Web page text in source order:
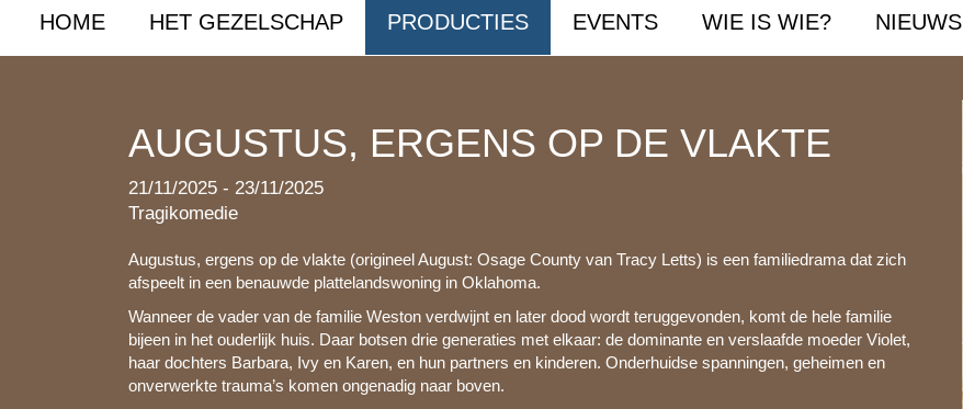
HOME HET GEZELSCHAP PRODUCTIES EVENTS WIE IS WIE? NIEUWS
AUGUSTUS, ERGENS OP DE VLAKTE
21/11/2025 - 23/11/2025
Tragikomedie
Augustus, ergens op de vlakte (origineel August: Osage County van Tracy Letts) is een familiedrama dat zich
afspeelt in een benauwde plattelandswoning in Oklahoma.
Wanneer de vader van de familie Weston verdwijnt en later dood wordt teruggevonden, komt de hele familie
bijeen in het ouderlijk huis. Daar botsen drie generaties met elkaar: de dominante en verslaafde moeder Violet,
haar dochters Barbara, Ivy en Karen, en hun partners en kinderen. Onderhuidse spanningen, geheimen en
onverwerkte trauma’s komen ongenadig naar boven.